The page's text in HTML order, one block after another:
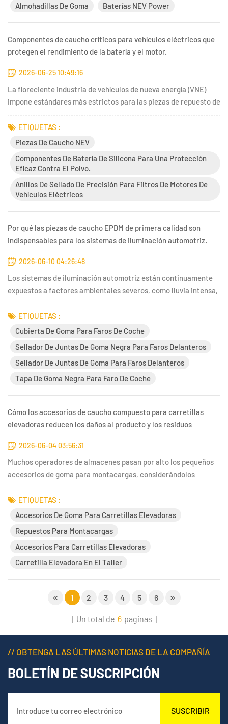
Almohadillas De Goma
Baterías NEV Power
Componentes de caucho críticos para vehículos eléctricos que
protegen el rendimiento de la batería y el motor.
2026-06-25 10:49:16
La floreciente industria de vehículos de nueva energía (VNE)
impone estándares más estrictos para las piezas de repuesto de
el cableado de alto voltaje operan en condiciones de alta
temperatura, alto voltaje y carreteras polvorientas....
ETIQUETAS :
Piezas De Caucho NEV
Componentes De Batería De Silicona Para Una Protección
Eficaz Contra El Polvo.
Anillos De Sellado De Precisión Para Filtros De Motores De
Vehículos Eléctricos
Por qué las piezas de caucho EPDM de primera calidad son
indispensables para los sistemas de iluminación automotriz.
2026-06-10 04:26:48
Los sistemas de iluminación automotriz están continuamente
expuestos a factores ambientales severos, como lluvia intensa,
condiciones provocan fácilmente el empañamiento de las
lentes, corrosión interna y una vida útil significativamente...
ETIQUETAS :
Cubierta De Goma Para Faros De Coche
Sellador De Juntas De Goma Negra Para Faros Delanteros
Sellador De Juntas De Goma Para Faros Delanteros
Tapa De Goma Negra Para Faro De Coche
Cómo los accesorios de caucho compuesto para carretillas
elevadoras reducen los daños al producto y los residuos
2026-06-04 03:56:31
Muchos operadores de almacenes pasan por alto los pequeños
accesorios de goma para montacargas, considerándolos
compuestos de ingeniería resultan ser uno de los activos más
subestimados para la reducción de costos en almacenes de
ETIQUETAS :
Accesorios De Goma Para Carretillas Elevadoras
Repuestos Para Montacargas
Accesorios Para Carretillas Elevadoras
Carretilla Elevadora En El Taller
1 2 3 4 5 6
Un total de 6 paginas
// OBTENGA LAS ÚLTIMAS NOTICIAS DE LA COMPAÑÍA
BOLETÍN DE SUSCRIPCIÓN
SUSCRIBIR